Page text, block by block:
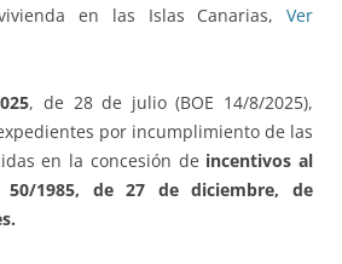
en las Islas Canarias, Ver
, de 28 de julio (BOE 14/8/2025),
por incumplimiento de las
en la concesión de incentivos al
1985, de 27 de diciembre, de